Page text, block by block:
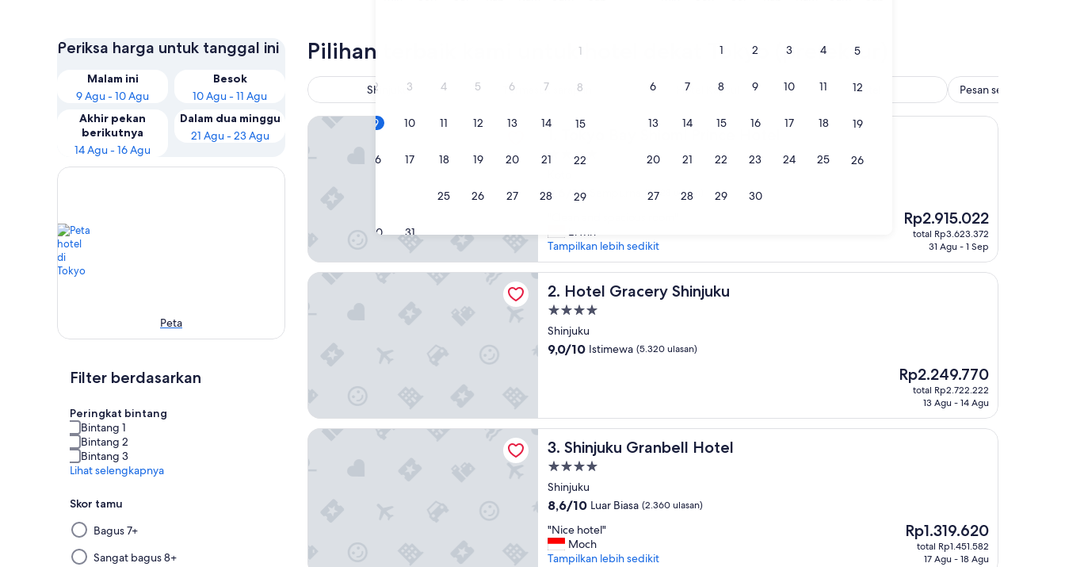
dan
September,
2026.
1
2 3 4 5 6 7 8
9 10 11 12 13 14 15
16 17 18 19 20 21 22
25 26 27 28 29
30 31
1 2 3 4 5
6 7 8 9 10 11 12
13 14 15 16 17 18 19
20 21 22 23 24 25 26
27 28 29 30
Periksa harga untuk tanggal ini
Malam ini
9 Agu - 10 Agu
Besok
10 Agu - 11 Agu
Akhir pekan
berikutnya
14 Agu - 16 Agu
Dalam dua minggu
21 Agu - 23 Agu
Peta
Filter berdasarkan
Peringkat bintang
Bintang 1
Bintang 2
Bintang 3
Lihat selengkapnya
Skor tamu
Memilih
dan
menerapkan
Bagus 7+
Sangat bagus 8+
Pilihan terbaik kami untuk hotel dekat Tokyo (prefektur)
Shinjuku Termasuk sarapan Hotel Kapsul Hotel Pesan sekarang,
Tokyo Bay Shiomi Prince Hotel
Properti
4.0
9.6
Sempurna,
(5.728
ulasan)
9,6/10 (5.728 ulasan)
l
e
a
n
n
d
s
o
u
s
o
o
m
Erwin
Tampilkan lebih sedikit
Harga
sekarang
Rp2.915.022
Rp2.915.022
total Rp3.623.372
31 Agu - 1 Sep
Tokyo Bay Shiomi Prince Hotel
2. Hotel Gracery Shinjuku
Hotel Gracery Shinjuku
Properti
bintang
4.0
Shinjuku
9.0
ulasan)
9,0/10 Istimewa (5.320 ulasan)
Harga
sekarang
Rp2.249.770
Rp2.249.770
total Rp2.722.222
13 Agu - 14 Agu
Hotel Gracery Shinjuku
3. Shinjuku Granbell Hotel
Shinjuku Granbell Hotel
Properti
bintang
4.0
Shinjuku
8.6
10,
Luar
Biasa,
8,6/10 Luar Biasa (2.360 ulasan)
"
N
i
"Nice hotel"
Moch
Tampilkan lebih sedikit
Harga
sekarang
Rp1.319.620
Rp1.319.620
total Rp1.451.582
17 Agu - 18 Agu
Shinjuku Granbell Hotel